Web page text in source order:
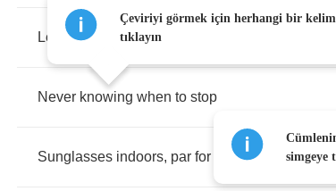
Leather jacket,collar
Never knowing when to stop
Sunglasses indoors, par for the course
Çeviriyi görmek için herhangi bir
tıklayın
simgeye